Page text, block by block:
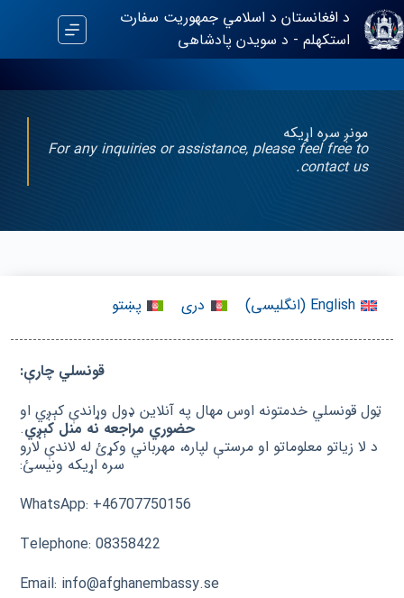
د افغانستان د اسلامي جمهوریت سفارت
استکهلم - د سویدن پادشاهی
مونږ سره اړیکه
For any inquiries or assistance, please feel free to
contact us.
English
(انگلیسی) دری پښتو
قونسلي چارې:
ټول قونسلي خدمتونه اوس مهال په آنلاین ډول وړاندې کېږي او
حضوري مراجعه نه منل کېږي.
د لا زیاتو معلوماتو او مرستې لپاره، مهرباني وکړئ له لاندې لارو
سره اړیکه ونیسئ:
WhatsApp: +46707750156
Telephone: 08358422
Email: info@afghanembassy.se